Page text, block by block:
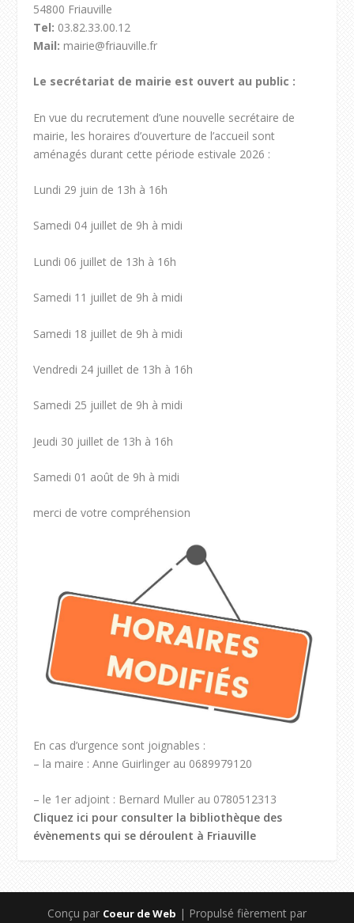
54800 Friauville
Tel: 03.82.33.00.12
Mail: mairie@friauville.fr
Le secrétariat de mairie est ouvert au public :
En vue du recrutement d’une nouvelle secrétaire de
mairie, les horaires d’ouverture de l’accueil sont
aménagés durant cette période estivale 2026 :
Lundi 29 juin de 13h à 16h
Samedi 04 juillet de 9h à midi
Lundi 06 juillet de 13h à 16h
Samedi 11 juillet de 9h à midi
Samedi 18 juillet de 9h à midi
Vendredi 24 juillet de 13h à 16h
Samedi 25 juillet de 9h à midi
Jeudi 30 juillet de 13h à 16h
Samedi 01 août de 9h à midi
merci de votre compréhension
En cas d’urgence sont joignables :
– la maire : Anne Guirlinger au 0689979120
– le 1er adjoint : Bernard Muller au 0780512313
Cliquez ici pour consulter la bibliothèque des
évènements qui se déroulent à Friauville
Conçu par Coeur de Web | Propulsé fièrement par